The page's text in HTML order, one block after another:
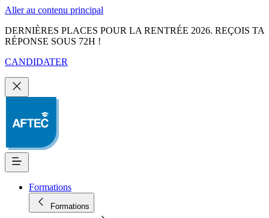
Aller au contenu principal
DERNIÈRES PLACES POUR LA RENTRÉE 2026. REÇOIS TA
RÉPONSE SOUS 72H !
CANDIDATER
Formations
Formations